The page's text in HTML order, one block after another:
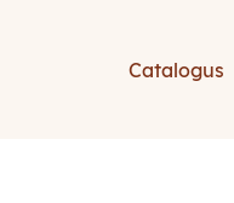
Catalogus